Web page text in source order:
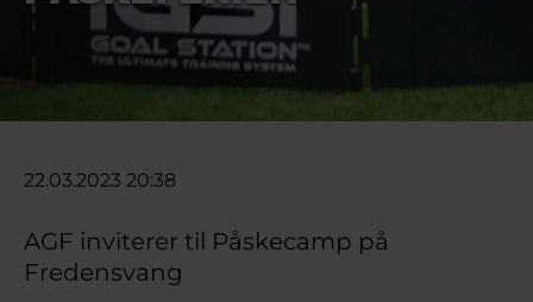
22.03.2023 20:38
AGF inviterer til Påskecamp på
Fredensvang